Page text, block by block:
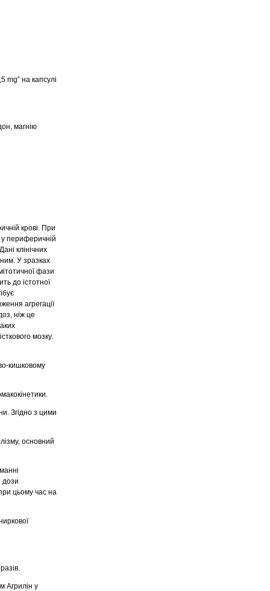
mg” на капсулі
магнію
крові. При
у периферичній
клінічних
У зразках
фази
до істотної
агрегації
ніж це
мозку.
кишковому
Згідно з цими
основний
дози
цьому час на
Агрилін у